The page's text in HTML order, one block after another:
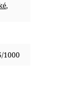
,
1000